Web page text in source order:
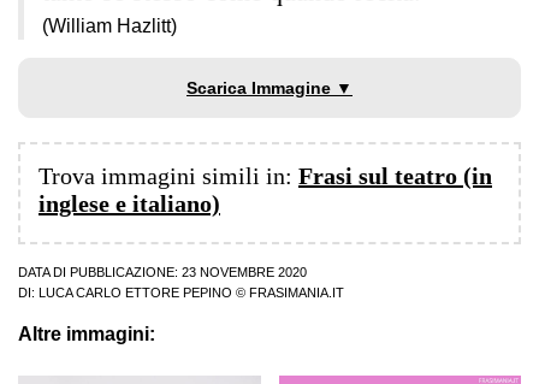
(William Hazlitt)
Scarica Immagine ▼
Trova immagini simili in: Frasi sul teatro (in
inglese e italiano)
DATA DI PUBBLICAZIONE: 23 NOVEMBRE 2020
DI:
LUCA CARLO ETTORE PEPINO © FRASIMANIA.IT
Altre immagini: